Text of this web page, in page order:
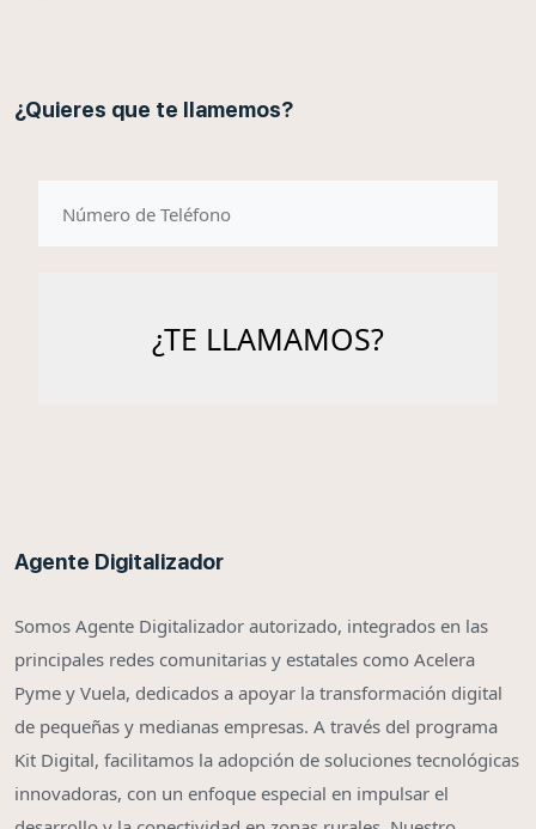
¿Quieres que te llamemos?
Agente Digitalizador
Somos Agente Digitalizador autorizado, integrados en las
principales redes comunitarias y estatales como Acelera
Pyme y Vuela, dedicados a apoyar la transformación digital
de pequeñas y medianas empresas. A través del programa
Kit Digital, facilitamos la adopción de soluciones tecnológicas
innovadoras, con un enfoque especial en impulsar el